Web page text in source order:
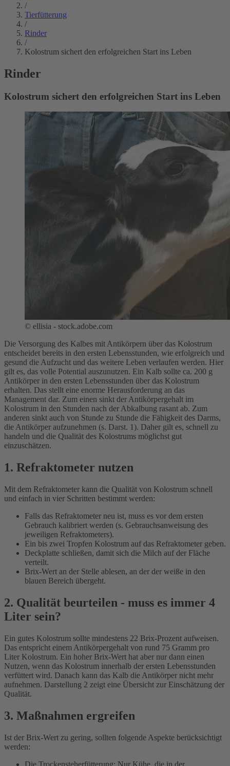
/
Tierfütterung
/
Rinder
/
Kolostrum sichert den erfolgreichen Start ins Leben
Rinder
Kolostrum sichert den erfolgreichen Start ins Leben
© ellisia - stock.adobe.com
Die Versorgung des Kalbes mit Antikörpern über das Kolostrum
entscheidet bereits in den ersten Lebensstunden, wie erfolgreich und
gesund die Aufzucht und das weitere Leben verlaufen werden. Hier
gilt es, das volle Potential auszunutzen. Ein Kalb sollte ca. 200 g
Antikörper in den ersten Lebensstunden über das Kolostrum
erhalten. Das stellt eine enorme Herausforderung an das
Management dar. Zum einen sinkt der Antikörpergehalt im
Kolostrum in den Stunden nach der Abkalbung rasant ab. Zum
anderen sinkt auch von Stunde zu Stunde die Fähigkeit des Darms,
die Antikörper aufzunehmen (s. Darst. 1). Daher gilt es, schnell zu
handeln und die Qualität des Kolostrums möglichst gut
einzuschätzen.
1. Refraktometer nutzen
Mit dem Refraktometer kann die Qualität von Kolostrum schnell
und einfach in vier Schritten bestimmt werden:
Falls das Refraktometer neu ist, muss es vor dem ersten
Gebrauch kalibriert werden (s. Gebrauchsanweisung des
jeweiligen Refraktometers).
Ein bis zwei Tropfen Kolostrum auf das Refraktometer geben.
Deckplatte schließen, damit sich die Milch auf der Fläche
verteilt.
Brix-Wert an der Stelle ablesen, an der der weiße in den
blauen Bereich übergeht.
2. Qualität beurteilen - muss es immer 4
Liter sein?
Ein gutes Kolostrum sollte mindestens 22 Brix-Prozent aufweisen.
Das entspricht einem Antikörpergehalt von rund 75 Gramm pro
Liter Kolostrum. Ein hoher Brix-Wert hat aber nur dann einen
Nutzen, wenn das Kolostrum innerhalb der ersten Lebensstunden
verfüttert wird. Danach kann das Kalb die Antikörper nicht mehr
aufnehmen. Darstellung 2 zeigt eine Übersicht zur Einschätzung der
Qualität.
3. Maßnahmen ergreifen
Ist der Brix-Wert zu gering, sollten folgende Aspekte berücksichtigt
werden:
Die Trockensteherfütterung: Nur Kühe, die in der